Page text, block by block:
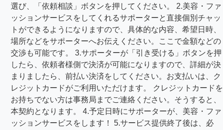
選び、「依頼相談」ボタンを押してください。 2.美容・ファ
ッションサービスをしてくれるサポーターと直接個別チャッ
トができるようになりますので、具体的な内容、希望日時、
場所などをサポーターへお伝えください。ここで金額などの
交渉も可能です。 3.サポーターが「引き受ける」ボタンを押
したら、依頼者様側で決済が可能になりますので、詳細が決
まりましたら、前払い決済をしてください。お支払いは、ク
レジットカードがご利用いただけます。 クレジットカードを
お持ちでない方は事務局までご連絡ください。そうすると、
本契約となります。 4.予定日時にサポーターが、美容・ファ
ッションサービスをします！ 5.サービス提供終了後は、必